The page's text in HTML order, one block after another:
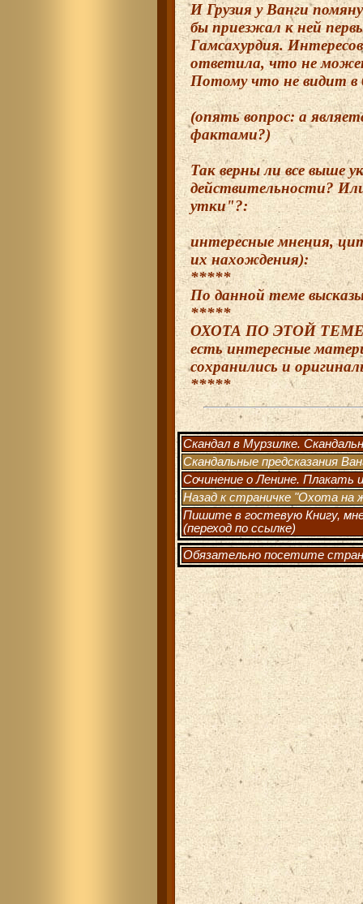
И Грузия у Ванги
бы приезжал к ней
Гамсахурдия.
ответила, что не
Потому что не видит в
(опять вопрос: а
фактами?)
Так верны ли все выше
действительности?
утки"?:
интересные мнения,
их нахождения):
*****
По данной теме
*****
ОХОТА ПО ЭТОЙ ТЕМЕ
есть интересные
сохранились и
*****
Скандал в Мурзилке.
Скандальные предсказания
Сочинение о Ленине. Плакать
Назад к страничке "Охота на
Пишите в гостевую Книгу,
(переход по ссылке)
Обязательно посетите